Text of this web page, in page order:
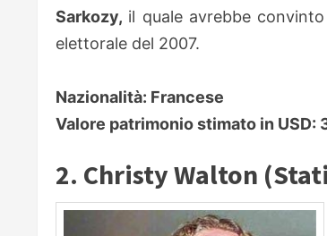
Sarkozy, il quale avrebbe
elettorale del 2007.
Nazionalità: Francese
Valore patrimonio stimato in USD:
2. Christy Walton